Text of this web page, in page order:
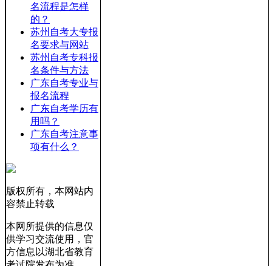
名流程是怎样
的？
苏州自考大专报
名要求与网站
苏州自考专科报
名条件与方法
广东自考专业与
报名流程
广东自考学历有
用吗？
广东自考注意事
项有什么？
版权所有，本网站内
容禁止转载
本网所提供的信息仅
供学习交流使用，官
方信息以湖北省教育